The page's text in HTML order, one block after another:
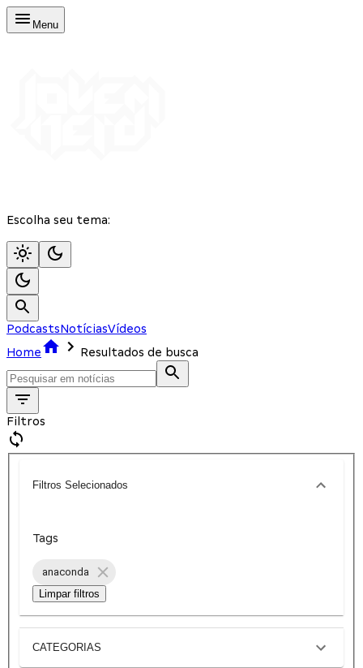
Menu
Escolha seu tema:
PodcastsNotíciasVídeos
Home
Resultados de busca
Filtros
Filtros Selecionados
Tags
anaconda
Limpar filtros
CATEGORIAS